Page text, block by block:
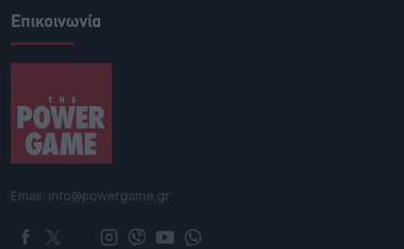
Επικοινωνία
Email: info@powergame.gr